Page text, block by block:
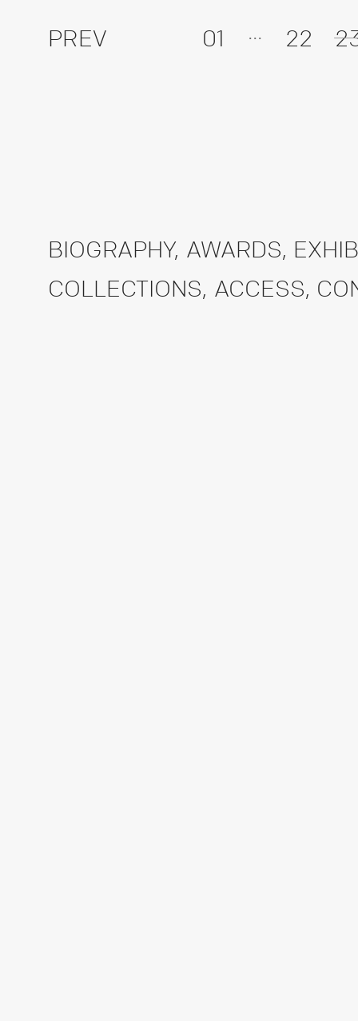
PREV 01 ... 22
BIOGRAPHY, AWARDS,
COLLECTIONS, ACCESS,